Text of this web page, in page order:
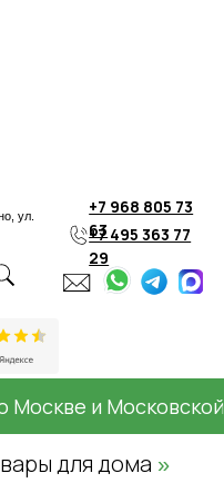
и Московской
для дома »